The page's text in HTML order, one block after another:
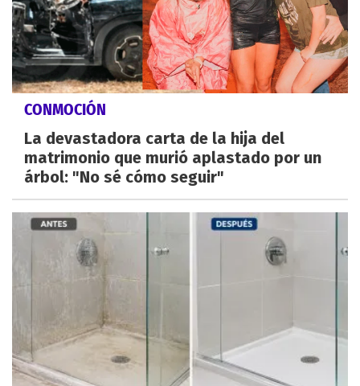
CONMOCIÓN
La devastadora carta de la hija del
matrimonio que murió aplastado por un
árbol: "No sé cómo seguir"